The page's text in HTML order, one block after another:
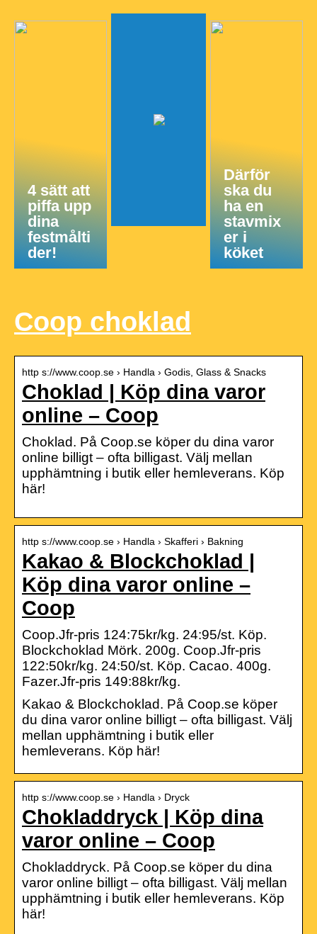
4 sätt att
piffa upp
dina
festmålti
der!
Därför
ska du
ha en
stavmix
er i
köket
Coop choklad
http s://www.coop.se › Handla › Godis, Glass & Snacks
Choklad | Köp dina varor
online – Coop
Choklad. På Coop.se köper du dina varor
online billigt – ofta billigast. Välj mellan
upphämtning i butik eller hemleverans. Köp
här!
http s://www.coop.se › Handla › Skafferi › Bakning
Kakao & Blockchoklad |
Köp dina varor online –
Coop
Coop.Jfr-pris 124:75kr/kg. 24:95/st. Köp.
Blockchoklad Mörk. 200g. Coop.Jfr-pris
122:50kr/kg. 24:50/st. Köp. Cacao. 400g.
Fazer.Jfr-pris 149:88kr/kg.
Kakao & Blockchoklad. På Coop.se köper
du dina varor online billigt – ofta billigast. Välj
mellan upphämtning i butik eller
hemleverans. Köp här!
http s://www.coop.se › Handla › Dryck
Chokladdryck | Köp dina
varor online – Coop
Chokladdryck. På Coop.se köper du dina
varor online billigt – ofta billigast. Välj mellan
upphämtning i butik eller hemleverans. Köp
här!